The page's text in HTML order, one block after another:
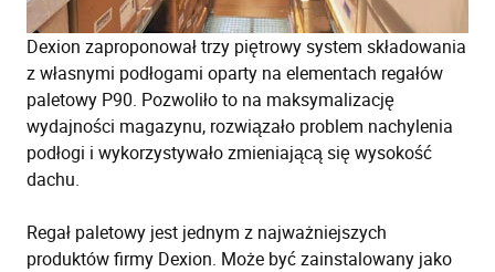
Dexion zaproponował trzy piętrowy system składowania
z własnymi podłogami oparty na elementach regałów
paletowy P90. Pozwoliło to na maksymalizację
wydajności magazynu, rozwiązało problem nachylenia
podłogi i wykorzystywało zmieniającą się wysokość
dachu.
Regał paletowy jest jednym z najważniejszych
produktów firmy Dexion. Może być zainstalowany jako